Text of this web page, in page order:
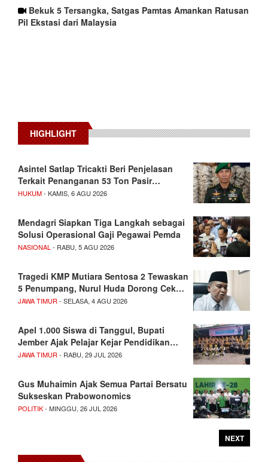
Bekuk 5 Tersangka, Satgas Pamtas Amankan Ratusan
Pil Ekstasi dari Malaysia
HIGHLIGHT
Asintel Satlap Tricakti Beri Penjelasan
Terkait Penanganan 53 Ton Pasir…
HUKUM- KAMIS, 6 AGU 2026
Mendagri Siapkan Tiga Langkah sebagai
Solusi Operasional Gaji Pegawai Pemda
NASIONAL - RABU, 5 AGU 2026
Tragedi KMP Mutiara Sentosa 2 Tewaskan
5 Penumpang, Nurul Huda Dorong Cek…
JAWA TIMUR - SELASA, 4 AGU 2026
Apel 1.000 Siswa di Tanggul, Bupati
Jember Ajak Pelajar Kejar Pendidikan…
JAWA TIMUR - RABU, 29 JUL 2026
Gus Muhaimin Ajak Semua Partai Bersatu
Sukseskan Prabowonomics
POLITIK- MINGGU, 26 JUL 2026
NEXT